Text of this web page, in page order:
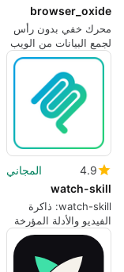
browser_oxide
محرك خفي بدون رأس
لجمع البيانات من الويب
المدفوع بالذكاء
الاصطناعي والأرشفة
4.9
المجاني
watch-skill
watch-skill: ذاكرة
الفيديو والأدلة المؤرخة
لوكلاء MCP